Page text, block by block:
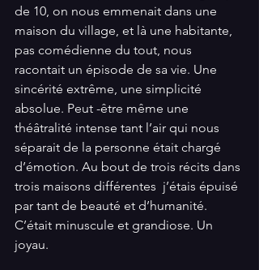
de 10, on nous emmenait dans une
maison du village, et là une habitante,
pas comédienne du tout, nous
racontait un épisode de sa vie. Une
sincérité extrême, une simplicité
absolue. Peut -être même une
théâtralité intense tant l’air qui nous
séparait de la personne était chargé
d’émotion. Au bout de trois récits dans
trois maisons différentes  j’étais épuisé
par tant de beauté et d’humanité.
C’était minuscule et grandiose. Un
joyau.